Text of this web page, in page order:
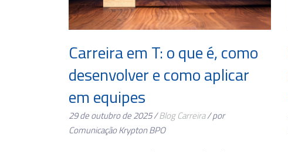
Carreira em T: o que é, como
desenvolver e como aplicar
em equipes
29 de outubro de 2025 /Blog Carreira/ por
Comunicação Krypton BPO